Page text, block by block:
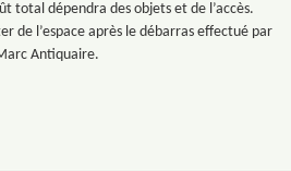
total dépendra des objets et de l’accès.
de l’espace après le débarras effectué par
Antiquaire.